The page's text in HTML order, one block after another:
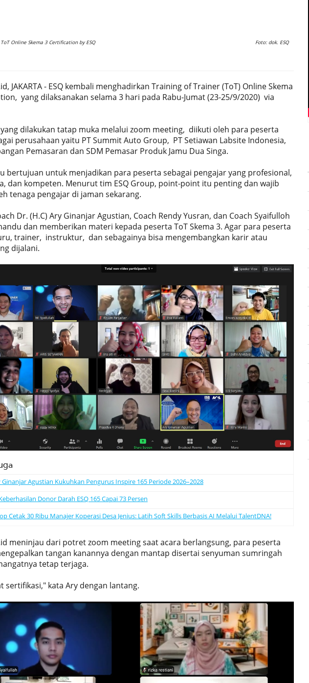
Online Skema 3 Certification by ESQ Foto: dok. ESQ
JAKARTA - ESQ kembali menghadirkan Training of Trainer (ToT) Online Skema
yang dilaksanakan selama 3 hari pada Rabu-Jumat (23-25/9/2020) via
dilakukan tatap muka melalui zoom meeting, diikuti oleh para peserta
perusahaan yaitu PT Summit Auto Group, PT Setiawan Labsite Indonesia,
Pemasaran dan SDM Pemasar Produk Jamu Dua Singa.
bertujuan untuk menjadikan para peserta sebagai pengajar yang profesional,
dan kompeten. Menurut tim ESQ Group, point-point itu penting dan wajib
tenaga pengajar di jaman sekarang.
Dr. (H.C) Ary Ginanjar Agustian, Coach Rendy Yusran, dan Coach Syaifulloh
dan memberikan materi kepada peserta ToT Skema 3. Agar para peserta
trainer, instruktur, dan sebagainya bisa mengembangkan karir atau
dijalani.
Ginanjar Agustian Kukuhkan Pengurus Inspire 165 Periode 2026–2028
Donor Darah ESQ 165 Capai 73 Persen
Cetak 30 Ribu Manajer Koperasi Desa Jenius: Latih Soft Skills Berbasis AI Melalui TalentDNA!
meninjau dari potret zoom meeting saat acara berlangsung, para peserta
tangan kanannya dengan mantap disertai senyuman sumringah
tetap terjaga.
sertifikasi," kata Ary dengan lantang.